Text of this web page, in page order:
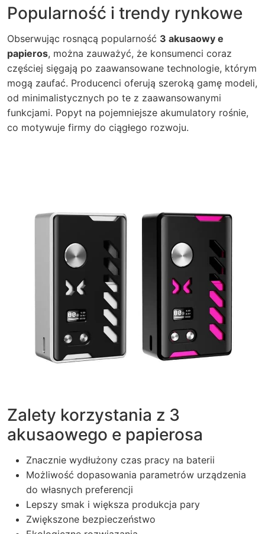
Popularność i trendy rynkowe
Obserwując rosnącą popularność 3 akusaowy e
papieros, można zauważyć, że konsumenci coraz
częściej sięgają po zaawansowane technologie, którym
mogą zaufać. Producenci oferują szeroką gamę modeli,
od minimalistycznych po te z zaawansowanymi
funkcjami. Popyt na pojemniejsze akumulatory rośnie,
co motywuje firmy do ciągłego rozwoju.
Zalety korzystania z 3
akusaowego e papierosa
Znacznie wydłużony czas pracy na baterii
Możliwość dopasowania parametrów urządzenia
do własnych preferencji
Lepszy smak i większa produkcja pary
Zwiększone bezpieczeństwo